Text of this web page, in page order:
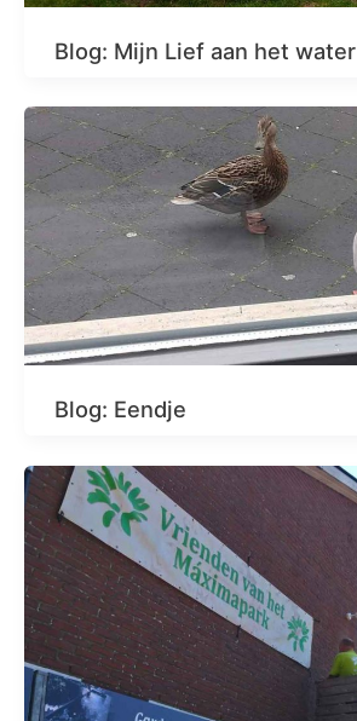
Blog: Mijn Lief aan het water
Blog: Eendje